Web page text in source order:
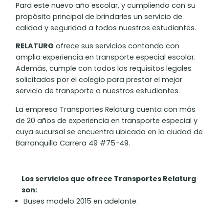
Para este nuevo año escolar, y cumpliendo con su
propósito principal de brindarles un servicio de
calidad y seguridad a todos nuestros estudiantes.
RELATURG ofrece sus servicios contando con
amplia experiencia en transporte especial escolar.
Además, cumple con todos los requisitos legales
solicitados por el colegio para prestar el mejor
servicio de transporte a nuestros estudiantes.
La empresa Transportes Relaturg cuenta con más
de 20 años de experiencia en transporte especial y
cuya sucursal se encuentra ubicada en la ciudad de
Barranquilla Carrera 49 #75-49.
Los servicios que ofrece Transportes Relaturg
son:
Buses modelo 2015 en adelante.